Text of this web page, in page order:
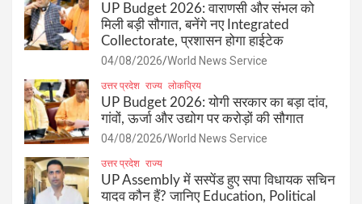
UP Budget 2026: वाराणसी और संभल को
मिली बड़ी सौगात, बनेंगे नए Integrated
Collectorate, प्रशासन होगा हाईटेक
04/08/2026 World News Service
उत्तर प्रदेश राज्य लोकप्रिय
UP Budget 2026: योगी सरकार का बड़ा दांव,
गांवों, ऊर्जा और उद्योग पर करोड़ों की सौगात
04/08/2026 World News Service
उत्तर प्रदेश राज्य
UP Assembly में सस्पेंड हुए सपा विधायक सचिन
यादव कौन हैं? जानिए Education, Political